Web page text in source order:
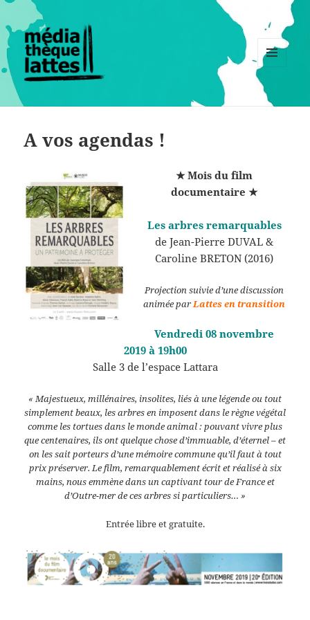
MENU
WIDGETS
A vos agendas !
★ Mois du film
documentaire ★
Les arbres remarquables
de Jean-Pierre DUVAL &
Caroline BRETON (2016)
Projection suivie d’une discussion
animée parLattes en transition
Vendredi 08 novembre
2019 à 19h00
Salle 3 de l’espace Lattara
« Majestueux, millénaires, insolites, liés à une légende ou tout
simplement beaux, les arbres en imposent dans le règne végétal
comme les tortues dans le monde animal : pouvant vivre plus
que centenaires, ils ont quelque chose d’immuable, d’éternel – et
on les sait porteurs d’une mémoire commune qu’il faut à tout
prix préserver. Le film, remarquablement écrit et réalisé à six
mains, nous emmène dans un captivant tour de France et
d’Outre-mer de ces arbres si particuliers… »
Entrée libre et gratuite.